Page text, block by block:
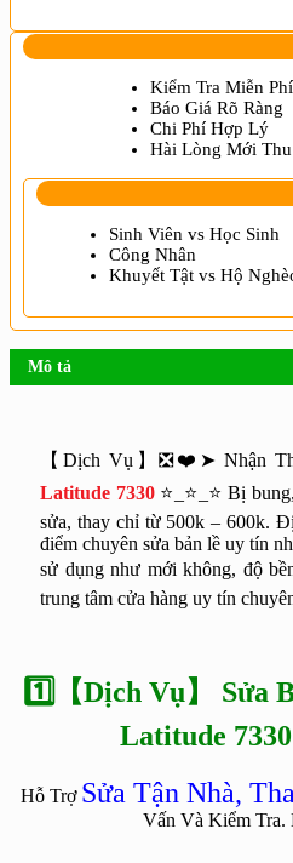
Kiểm Tra Miễn Phí
Báo Giá Rõ Ràng
Chi Phí Hợp Lý
Hài Lòng Mới Thu
Sinh Viên vs Học Sinh
Công Nhân
Khuyết Tật vs Hộ
Mô tả
【Dịch Vụ】❎❤️➤ Nhận
Latitude 7330⭐_⭐_⭐ Bị
sửa, thay chỉ từ 500k – 600k.
điểm chuyên sửa bản lề uy tín
sử dụng như mới không, độ
trung tâm cửa hàng uy tín
1️⃣【Dịch Vụ】 Sửa
Latitude
Hỗ Trợ Sửa Tận Nhà,
Vấn Và Kiểm Tra.